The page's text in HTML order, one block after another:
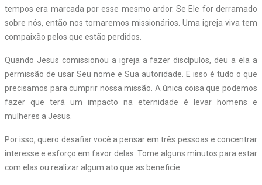
tempos era marcada por esse mesmo ardor. Se Ele for derramado
sobre nós, então nos tornaremos missionários. Uma igreja viva tem
compaixão pelos que estão perdidos.
Quando Jesus comissionou a igreja a fazer discípulos, deu a ela a
permissão de usar Seu nome e Sua autoridade. E isso é tudo o que
precisamos para cumprir nossa missão. A única coisa que podemos
fazer que terá um impacto na eternidade é levar homens e
mulheres a Jesus.
Por isso, quero desafiar você a pensar em três pessoas e concentrar
interesse e esforço em favor delas. Tome alguns minutos para estar
com elas ou realizar algum ato que as beneficie.